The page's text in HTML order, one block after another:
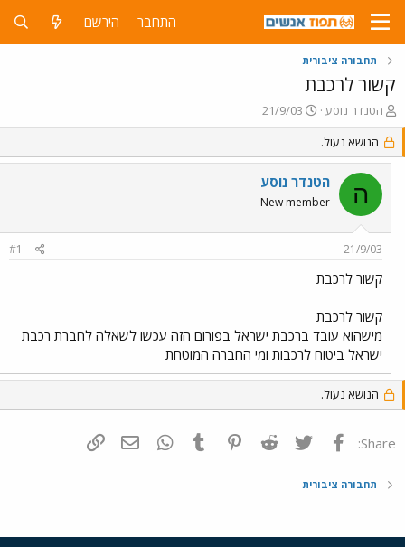
התחבר הירשם
תחבורה ציבורית
קשור לרכבת
פ
ו
ת
ח
נ
הטנדר נוסע
פ
ו
ס
ם
ב
ת
21/9/03
הנושא נעול.
ה הטנדר נוסע
New member
21/9/03
#1
קשור לרכבת
קשור לרכבת
מישהוא עובד ברכבת ישראל בפורום הזה עכשו לשאלה לחברת רכבת
ישראל ביטוח לרכבות ומי החברה המוטחת
הנושא נעול.
Share: פייסבוק Twitter
Reddit
Pinterest
Tumblr
WhatsAppדואר אלקטרוני
תחבורה ציבורית